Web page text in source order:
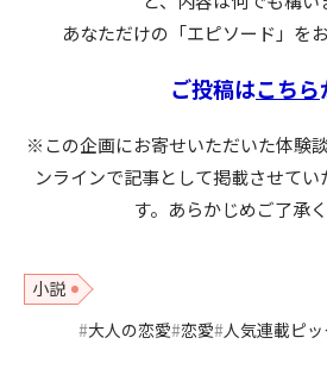
あなただけの「エピソード」を
ご投稿はこちら
※この企画にお寄せいただいた体験
ンラインで記事として掲載させて
す。あらかじめご了承く
小説
大人の恋愛 恋愛 人気連載ピ